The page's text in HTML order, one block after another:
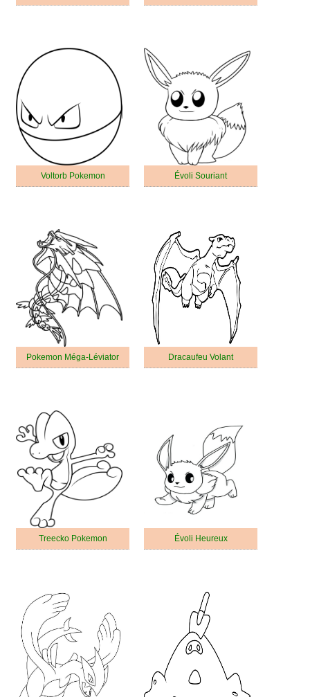
Voltorb Pokemon Évoli Souriant
Pokemon Méga-Léviator Dracaufeu Volant
Treecko Pokemon Évoli Heureux